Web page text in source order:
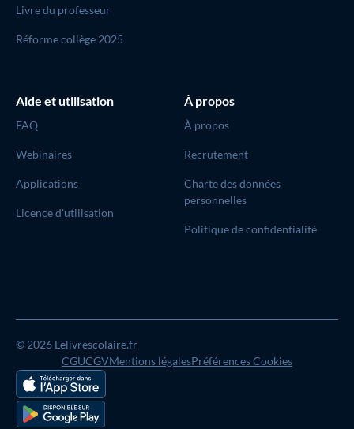
Livre du professeur
Réforme collège 2025
Aide et utilisation
FAQ
Webinaires
Applications
Licence d'utilisation
À propos
À propos
Recrutement
Charte des données
personnelles
Politique de confidentialité
© 2026 Lelivrescolaire.fr
CGUCGVMentions légalesPréférences Cookies